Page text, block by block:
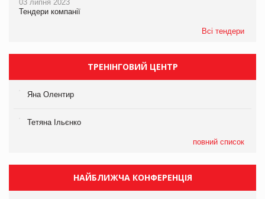
03 липня 2023
Тендери компанії
Всі тендери
ТРЕНІНГОВИЙ ЦЕНТР
Яна Олентир
Тетяна Ільєнко
повний список
НАЙБЛИЖЧА КОНФЕРЕНЦІЯ